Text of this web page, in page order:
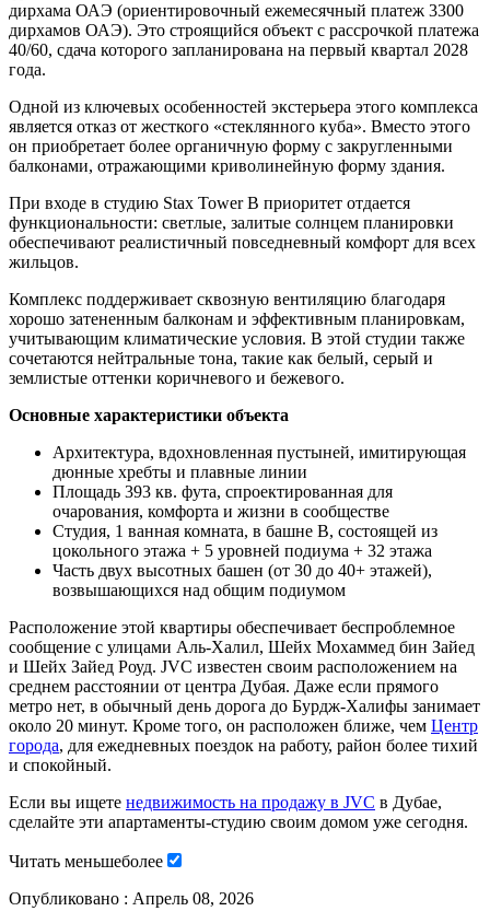
дирхама ОАЭ (ориентировочный ежемесячный платеж 3300
дирхамов ОАЭ). Это строящийся объект с рассрочкой платежа
40/60, сдача которого запланирована на первый квартал 2028
года.
Одной из ключевых особенностей экстерьера этого комплекса
является отказ от жесткого «стеклянного куба». Вместо этого
он приобретает более органичную форму с закругленными
балконами, отражающими криволинейную форму здания.
При входе в студию Stax Tower B приоритет отдается
функциональности: светлые, залитые солнцем планировки
обеспечивают реалистичный повседневный комфорт для всех
жильцов.
Комплекс поддерживает сквозную вентиляцию благодаря
хорошо затененным балконам и эффективным планировкам,
учитывающим климатические условия. В этой студии также
сочетаются нейтральные тона, такие как белый, серый и
землистые оттенки коричневого и бежевого.
Основные характеристики объекта
Архитектура, вдохновленная пустыней, имитирующая
дюнные хребты и плавные линии
Площадь 393 кв. фута, спроектированная для
очарования, комфорта и жизни в сообществе
Студия, 1 ванная комната, в башне B, состоящей из
цокольного этажа + 5 уровней подиума + 32 этажа
Часть двух высотных башен (от 30 до 40+ этажей),
возвышающихся над общим подиумом
Расположение этой квартиры обеспечивает беспроблемное
сообщение с улицами Аль-Халил, Шейх Мохаммед бин Зайед
и Шейх Зайед Роуд. JVC известен своим расположением на
среднем расстоянии от центра Дубая. Даже если прямого
метро нет, в обычный день дорога до Бурдж-Халифы занимает
около 20 минут. Кроме того, он расположен ближе, чем Центр
города, для ежедневных поездок на работу, район более тихий
и спокойный.
Если вы ищете недвижимость на продажу в JVC в Дубае,
сделайте эти апартаменты-студию своим домом уже сегодня.
Читать меньшеболее
Опубликовано : Апрель 08, 2026